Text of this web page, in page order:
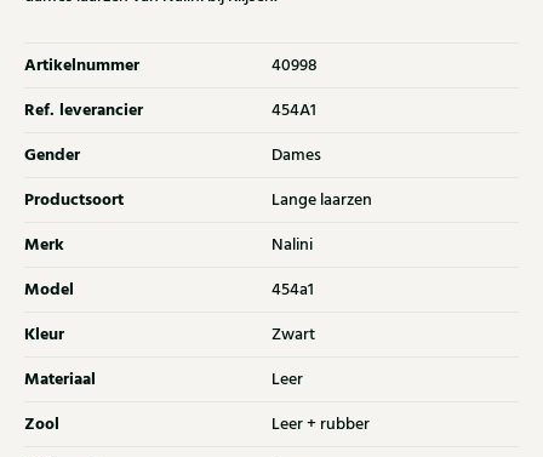
Artikelnummer 40998
Ref. leverancier 454A1
Gender Dames
Productsoort Lange laarzen
Merk Nalini
Model 454a1
Kleur Zwart
Materiaal Leer
Zool Leer + rubber